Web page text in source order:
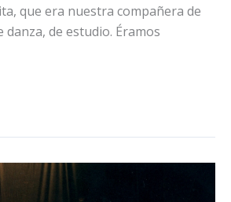
que era nuestra compañera de
de estudio. Éramos